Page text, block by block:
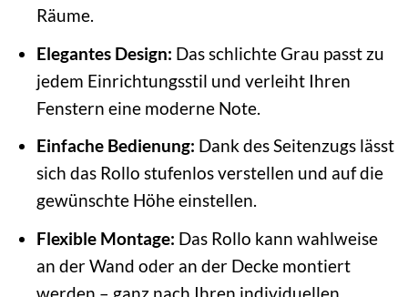
Räume.
Elegantes Design: Das schlichte Grau passt zu
jedem Einrichtungsstil und verleiht Ihren
Fenstern eine moderne Note.
Einfache Bedienung: Dank des Seitenzugs lässt
sich das Rollo stufenlos verstellen und auf die
gewünschte Höhe einstellen.
Flexible Montage: Das Rollo kann wahlweise
an der Wand oder an der Decke montiert
werden – ganz nach Ihren individuellen